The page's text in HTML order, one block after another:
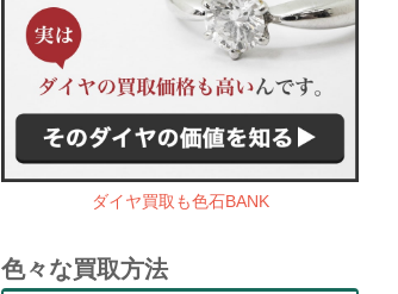
ダイヤ買取も色石BANK
色々な買取方法